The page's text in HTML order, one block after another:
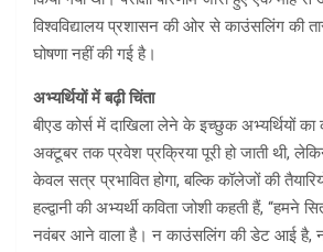
विश्वविद्यालय प्रशासन की ओर से काउंसलिंग की
घोषणा नहीं की गई है।
अभ्यर्थियों में बढ़ी चिंता
बीएड कोर्स में दाखिला लेने के इच्छुक अभ्यर्थियों
अक्टूबर तक प्रवेश प्रक्रिया पूरी हो जाती थी,
केवल सत्र प्रभावित होगा, बल्कि कॉलेजों की
हल्द्वानी की अभ्यर्थी कविता जोशी कहती हैं, “हमने
नवंबर आने वाला है। न काउंसलिंग की डेट आई है,